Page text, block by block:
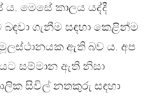
මෙසේ කාලය යද්දී
ගැනීම සඳහා කෙළින්ම
ඇති බව ය. අප
සම්මාන ඇති නිසා
සිවිල් නතකුරු සඳහා